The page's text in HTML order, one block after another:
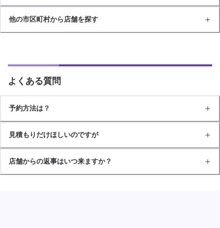
他の市区町村から店舗を探す
よくある質問
予約方法は？
見積もりだけほしいのですが
店舗からの返事はいつ来ますか？